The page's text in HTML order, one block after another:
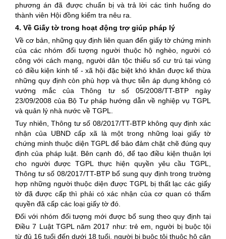
phương án đã được chuẩn bị và trả lời các tình huống do
thành viên Hội đồng kiểm tra nêu ra.
4. Về Giấy tờ trong hoạt động trợ giúp pháp lý
Về cơ bản, những quy định liên quan đến giấy tờ chứng minh
của các nhóm đối tượng người thuộc hộ nghèo, người có
công với cách mạng, người dân tộc thiểu số cư trú tại vùng
có điều kiện kinh tế - xã hội đặc biệt khó khăn được kế thừa
những quy định còn phù hợp và thực tiễn áp dụng không có
vướng mắc của Thông tư số 05/2008/TT-BTP ngày
23/09/2008 của Bộ Tư pháp hướng dẫn về nghiệp vụ TGPL
và quản lý nhà nước về TGPL.
Tuy nhiên, Thông tư số 08/2017/TT-BTP không quy định xác
nhận của UBND cấp xã là một trong những loại giấy tờ
chứng minh thuộc diện TGPL để bảo đảm chặt chẽ đúng quy
định của pháp luật. Bên cạnh đó, để tạo điều kiện thuận lợi
cho người được TGPL thực hiện quyền yêu cầu TGPL,
Thông tư số 08/2017/TT-BTP bổ sung quy định trong trường
hợp những người thuộc diện được TGPL bị thất lạc các giấy
tờ đã được cấp thì phải có xác nhận của cơ quan có thẩm
quyền đã cấp các loại giấy tờ đó.
Đối với nhóm đối tượng mới được bổ sung theo quy định tại
Điều 7 Luật TGPL năm 2017 như: trẻ em, người bị buộc tội
từ đủ 16 tuổi đến dưới 18 tuổi, người bị buộc tội thuộc hộ cận